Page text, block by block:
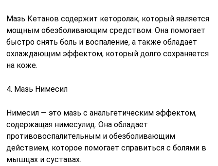
Мазь Кетанов содержит кеторолак, который является
мощным обезболивающим средством. Она помогает
быстро снять боль и воспаление, а также обладает
охлаждающим эффектом, который долго сохраняется
на коже.
4. Мазь Нимесил
Нимесил — это мазь с анальгетическим эффектом,
содержащая нимесулид. Она обладает
противовоспалительным и обезболивающим
действием, которое помогает справиться с болями в
мышцах и суставах.